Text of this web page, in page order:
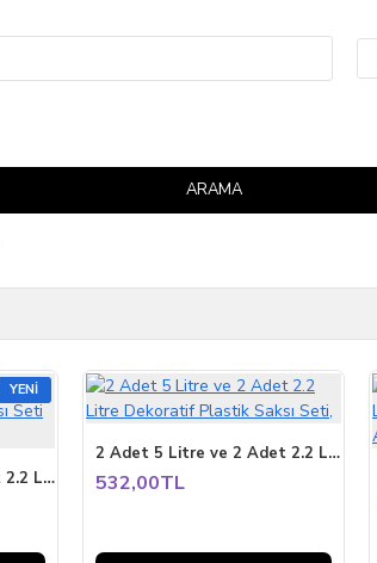
ARAMA
YENI
2 Adet 5 Litre Ve 2 Adet 2.2 Litre Dekoratif Plastik Saksı Seti kapuçino rengi
2 Adet 5 Litre ve 2 Adet 2.2 Litre Dekoratif Plastik Saksı Seti,
532,00TL